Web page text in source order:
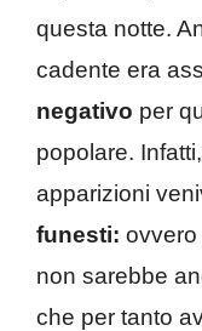
questa notte.
cadente era
negativo per
popolare.
apparizioni
funesti:
non sarebbe
che per tanto